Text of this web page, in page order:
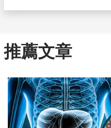
推薦文章